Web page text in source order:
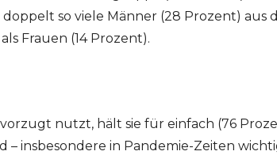
so viele Männer (28 Prozent) aus
Frauen (14 Prozent).
nutzt, hält sie für einfach (76
insbesondere in Pandemie-Zeiten